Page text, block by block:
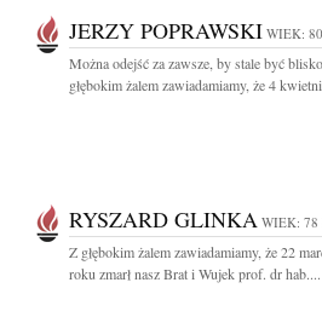
JERZY POPRAWSKI WIEK: 80
Można odejść za zawsze, by stale być
głębokim żalem zawiadamiamy, że 4
RYSZARD GLINKA WIEK: 78
Z głębokim żalem zawiadamiamy, że 22
roku zmarł nasz Brat i Wujek prof. dr hab....